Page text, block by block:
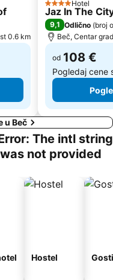
0.6 km
4 Zvezdice
Hotel
Jaz In The
9,1 Odlično (broj
Beč, Centar
od 108 €
Pogledaj cene
u Beč
The intl string
not provided
Hostel